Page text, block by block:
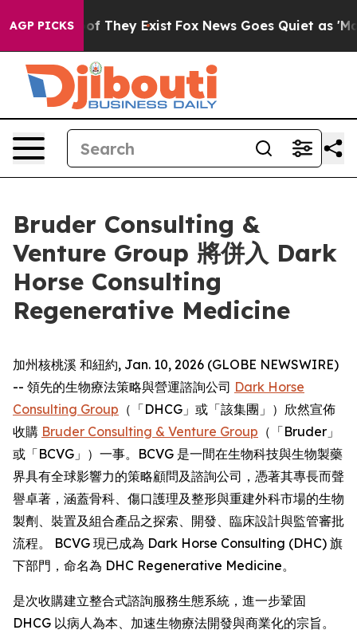
AGP PICKS
no Proof They Exist Fox News Goes Quiet as
Bruder Consulting &
Venture Group 將併入 Dark
Horse Consulting
Regenerative Medicine
加州核桃溪 和紐約, Jan. 10, 2026 (GLOBE NEWSWIRE)
-- 領先的生物療法策略與營運諮詢公司 Dark Horse
Consulting Group （「DHCG」或「該集團」）欣然宣佈
收購 Bruder Consulting & Venture Group （「Bruder」
或「BCVG」）一事。BCVG 是一間在生物科技與生物製藥
界具有全球影響力的策略顧問及諮詢公司，憑著其專長而聲
譽卓著，涵蓋骨科、傷口護理及整形與重建外科市場的生物
製劑、裝置及組合產品之探索、開發、臨床設計與監管審批
流程。 BCVG 現已成為 Dark Horse Consulting (DHC) 旗
下部門，命名為 DHC Regenerative Medicine。
是次收購建立整合式諮詢服務生態系統，進一步鞏固
DHCG 以病人為本、加速生物療法開發與商業化的宗旨。